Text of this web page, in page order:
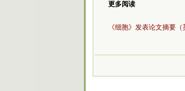
更多阅读
《细胞》发表论文摘要（